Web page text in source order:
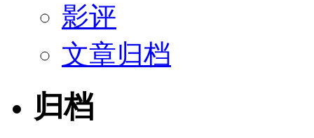
影评
文章归档
归档